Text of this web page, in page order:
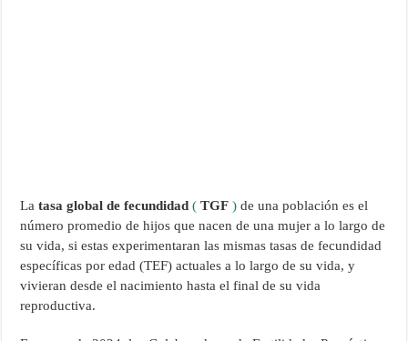
Latasa global de fecundidad (TGF )de una población es el
número promedio de hijos que nacen de una mujer a lo largo de
su vida, si estas experimentaran las mismas tasas de fecundidad
específicas por edad (TEF) actuales a lo largo de su vida, y
vivieran desde el nacimiento hasta el final de su vida
reproductiva.